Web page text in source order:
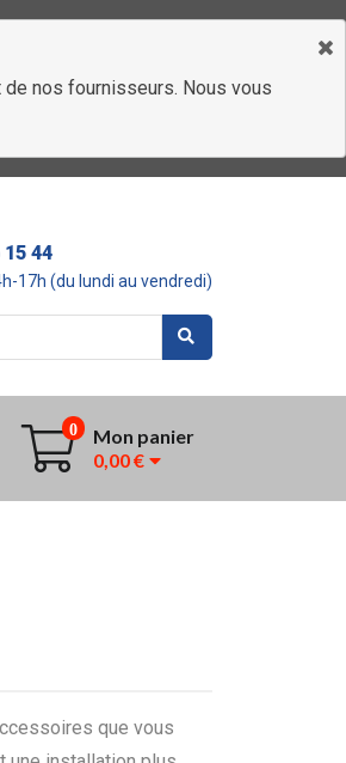
nos fournisseurs. Nous vous
15 44
17h (du lundi au vendredi)
0
Mon panier
0,00 €
que vous